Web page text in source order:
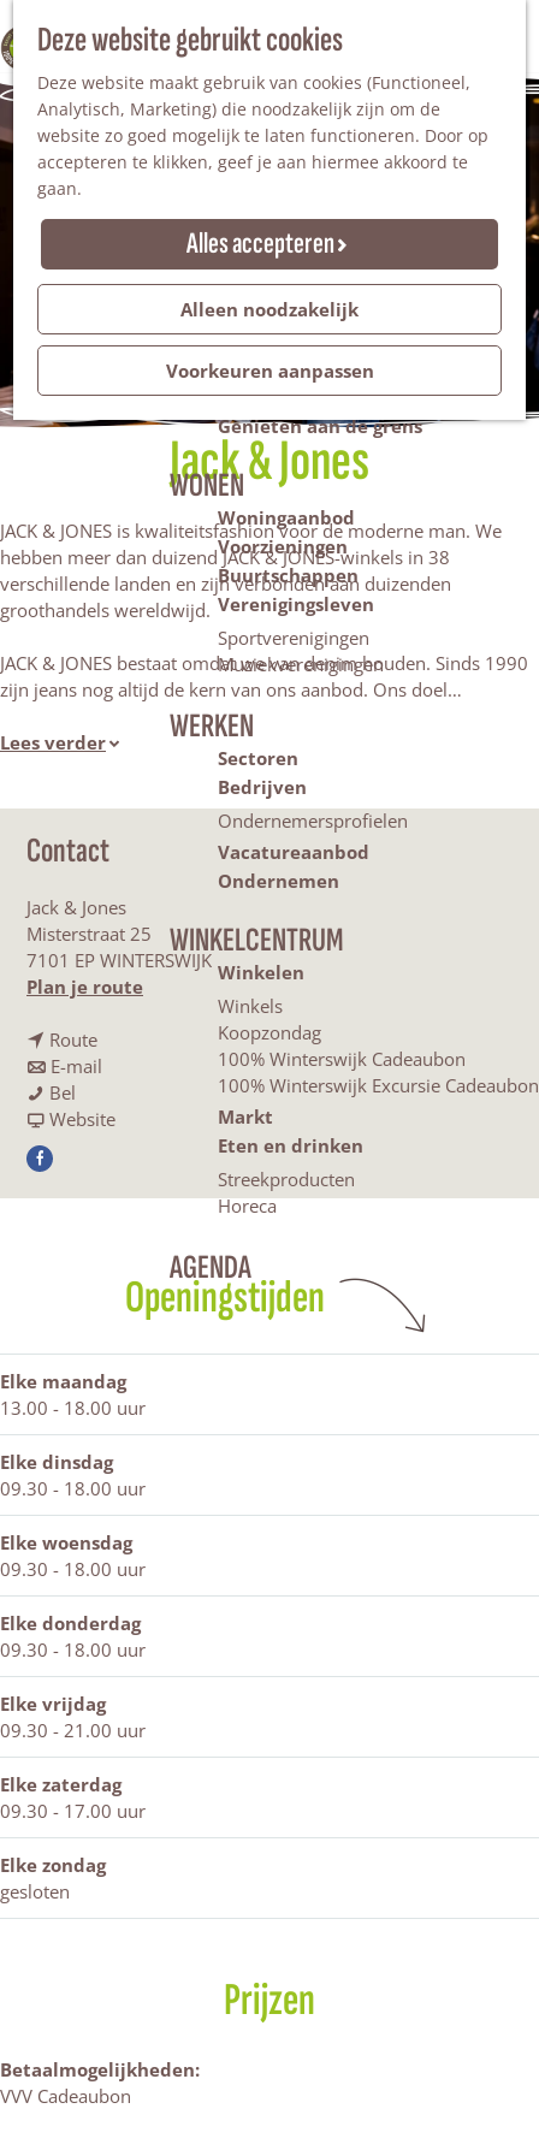
Deze website gebruikt cookies
Deze website maakt gebruik van cookies (Functioneel,
Analytisch, Marketing) die noodzakelijk zijn om de
website zo goed mogelijk te laten functioneren. Door op
accepteren te klikken, geef je aan hiermee akkoord te
gaan.
Alles accepteren
Alleen noodzakelijk
Voorkeuren aanpassen
100% WINTERSWIJK
Z
o
e
k
e
n
M
e
n
u
Natuurgebieden
Steengroeve
Tuinen en parken
Recreatieplas Het Hilgelo
Overnachten
Campings & vakantieparken
Vakantiehuizen
Groepsaccommodaties
Hotels
Evenementen
Restantendag
Volksfeest & Bloemencorso
Promotie evenementen
Genieten aan de grens
WONEN
Woningaanbod
Voorzieningen
Buurtschappen
Verenigingsleven
Sportverenigingen
Muziekverenigingen
WERKEN
Sectoren
Bedrijven
Ondernemersprofielen
Vacatureaanbod
Ondernemen
WINKELCENTRUM
Winkelen
Winkels
Koopzondag
100% Winterswijk Cadeaubon
100% Winterswijk Excursie Cadeaubon
Markt
Eten en drinken
Streekproducten
Horeca
AGENDA
Jack & Jones
JACK & JONES is kwaliteitsfashion voor de moderne man. We
hebben meer dan duizend JACK & JONES-winkels in 38
verschillende landen en zijn verbonden aan duizenden
groothandels wereldwijd.
JACK & JONES bestaat omdat we van denim houden. Sinds 1990
zijn jeans nog altijd de kern van ons aanbod. Ons doel…
Lees verder
Contact
Jack & Jones
Misterstraat 25
7101 EP WINTERSWIJK
Plan je routen
&
e
Routen
a
r
c
e
s
E-mail
a
a
n
e
s
Bel
a
&
Websitev
J
&
o
n
e
s
F
a
k
a
c
k
&
J
o
n
e
s
Openingstijden
Elke maandag
13.00 - 18.00 uur
Elke dinsdag
09.30 - 18.00 uur
Elke woensdag
09.30 - 18.00 uur
Elke donderdag
09.30 - 18.00 uur
Elke vrijdag
09.30 - 21.00 uur
Elke zaterdag
09.30 - 17.00 uur
Elke zondag
gesloten
Prijzen
Betaalmogelijkheden:
VVV Cadeaubon